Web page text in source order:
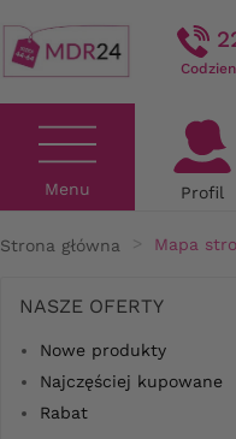
Menu Profil
Strona główna Mapa
NASZE OFERTY
Nowe produkty
Najczęściej kupowane
Rabat